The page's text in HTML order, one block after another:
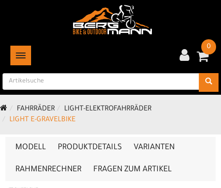
TOGGLE NAVIGATION
0
FAHRRÄDER
LIGHT-ELEKTROFAHRRÄDER
LIGHT E-GRAVELBIKE
MODELL PRODUKTDETAILS VARIANTEN
RAHMENRECHNER FRAGEN ZUM ARTIKEL